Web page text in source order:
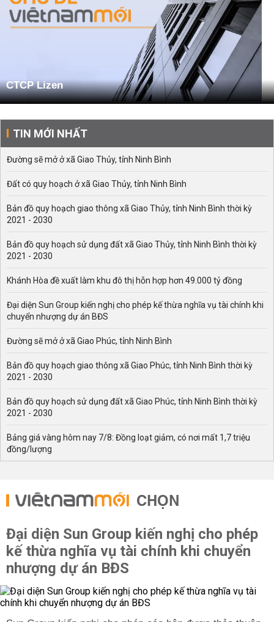
CTCP Lizen
TIN MỚI NHẤT
Đường sẽ mở ở xã Giao Thủy, tỉnh Ninh Bình
Đất có quy hoạch ở xã Giao Thủy, tỉnh Ninh Bình
Bản đồ quy hoạch giao thông xã Giao Thủy, tỉnh Ninh Bình thời kỳ
2021 - 2030
Bản đồ quy hoạch sử dụng đất xã Giao Thủy, tỉnh Ninh Bình thời kỳ
2021 - 2030
Khánh Hòa đề xuất làm khu đô thị hỗn hợp hơn 49.000 tỷ đồng
Đại diện Sun Group kiến nghị cho phép kế thừa nghĩa vụ tài chính khi
chuyển nhượng dự án BĐS
Đường sẽ mở ở xã Giao Phúc, tỉnh Ninh Bình
Bản đồ quy hoạch giao thông xã Giao Phúc, tỉnh Ninh Bình thời kỳ
2021 - 2030
Bản đồ quy hoạch sử dụng đất xã Giao Phúc, tỉnh Ninh Bình thời kỳ
2021 - 2030
Bảng giá vàng hôm nay 7/8: Đồng loạt giảm, có nơi mất 1,7 triệu
đồng/lượng
CHỌN
Đại diện Sun Group kiến nghị cho phép
kế thừa nghĩa vụ tài chính khi chuyển
nhượng dự án BĐS